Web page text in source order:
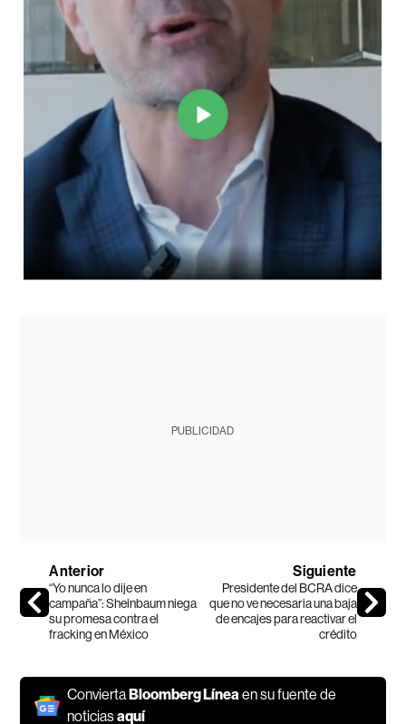
PUBLICIDAD
Anterior
“Yo nunca lo dije en
campaña”: Sheinbaum niega
su promesa contra el
fracking en México
Siguiente
Presidente del BCRA dice
que no ve necesaria una baja
de encajes para reactivar el
crédito
ConviertaBloomberg Líneaen su fuente de
noticiasaquí